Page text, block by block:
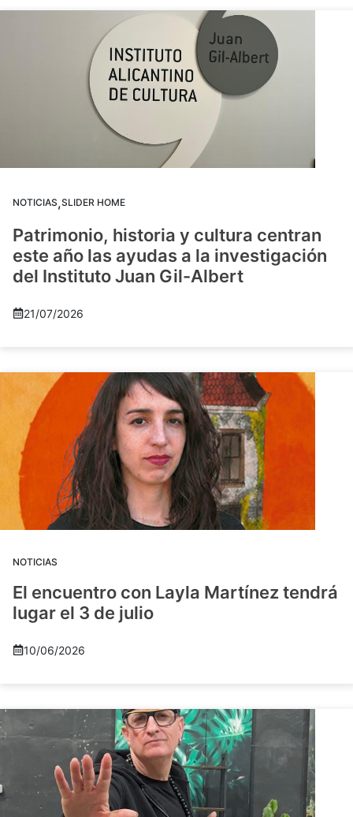
NOTICIAS,SLIDER HOME
Patrimonio, historia y cultura centran
este año las ayudas a la investigación
del Instituto Juan Gil-Albert
21/07/2026
NOTICIAS
El encuentro con Layla Martínez tendrá
lugar el 3 de julio
10/06/2026